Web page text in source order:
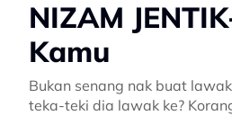
NIZAM
Kamu
Bukan senang nak buat
teka-teki dia lawak ke?